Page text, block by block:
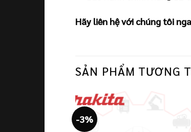
Hãy liên hệ với chúng tôi
SẢN PHẨM TƯƠNG
-3%